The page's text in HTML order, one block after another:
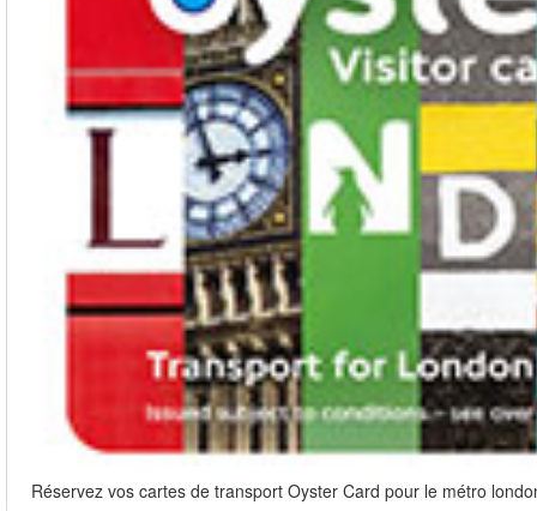
Réservez vos cartes de transport Oyster Card pour le métro